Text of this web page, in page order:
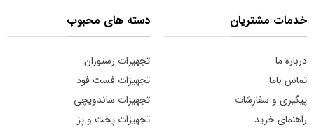
خدمات مشتریان
درباره ما
تماس باما
پیگیری و سفارشات
راهنمای خرید
دسته های محبوب
تجهیزات رستوران
تجهیزات فست فود
تجهیزات ساندویچی
تجهیزات پخت و پز